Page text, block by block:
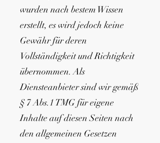
wurden nach bestem Wissen
erstellt, es wird jedoch keine
Gewähr für deren
Vollständigkeit und Richtigkeit
übernommen. Als
Diensteanbieter sind wir gemäß
§ 7 Abs.1 TMG für eigene
Inhalte auf diesen Seiten nach
den allgemeinen Gesetzen